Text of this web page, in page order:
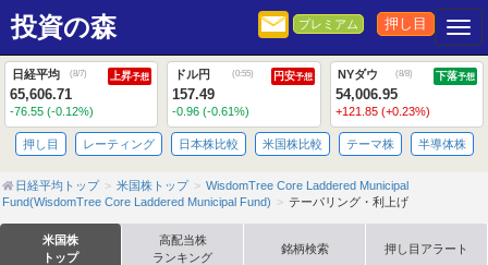
投資の森 プレミアム 押し目
日経平均 (8/7) 上昇予想
65,606.71
-76.55 (-0.12%)
ドル円 (0:55) 円安予想
157.49
-0.96 (-0.61%)
NYダウ (8/8) 下落予想
54,006.95
+121.85 (+0.23%)
押し目 レーティング 日本株比較 米国株比較 テーマ株 半導体株
日経平均トップ 米国株トップ
WisdomTree Core Laddered Municipal
Fund(WisdomTree Core Laddered Municipal Fund)
テーパリング・利上げ
米国株
トップ
高配当株
ランキング
銘柄検索 押し目アラート